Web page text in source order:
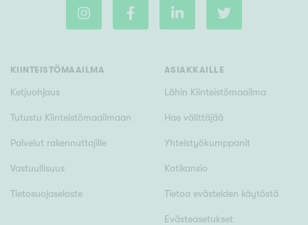
Senioriasunto
KIINTEISTÖMAAILMA
Ketjuohjaus
Tutustu Kiinteistömaailmaan
Palvelut rakennuttajille
Vastuullisuus
Tietosuojaseloste
ASIAKKAILLE
Lähin Kiinteistömaailma
Hae välittäjää
Yhteistyökumppanit
Kotikansio
Tietoa evästeiden käytöstä
Evästeasetukset